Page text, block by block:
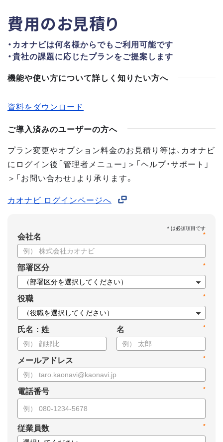
費用のお見積り
・カオナビは何名様からでもご利用可能です
・貴社の課題に応じたプランをご提案します
機能や使い方について詳しく知りたい方へ
資料をダウンロード
ご導入済みのユーザーの方へ
プラン変更やオプション料金のお見積り等は、カオナビ
にログイン後「管理者メニュー」＞「ヘルプ・サポート」
＞「お問い合わせ」より承ります。
カオナビ ログインページへ
*
会社名
*
部署区分
*
役職
氏名：姓 *
名
*
メールアドレス
*
電話番号
*
従業員数